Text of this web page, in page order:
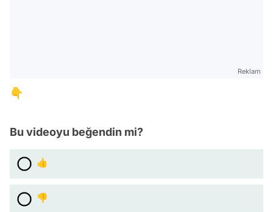
Reklam
👇
Bu videoyu beğendin mi?
👍
👎